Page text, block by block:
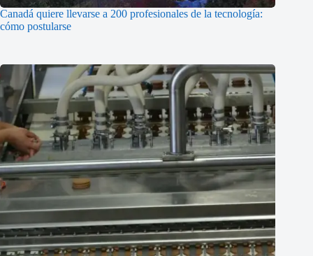
Canadá quiere llevarse a 200 profesionales de la tecnología:
cómo postularse